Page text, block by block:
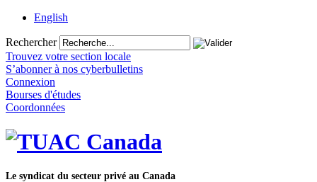
English
Rechercher
Trouvez votre section locale
S’abonner à nos cyberbulletins
Connexion
Bourses d'études
Coordonnées
Le syndicat du secteur privé au Canada